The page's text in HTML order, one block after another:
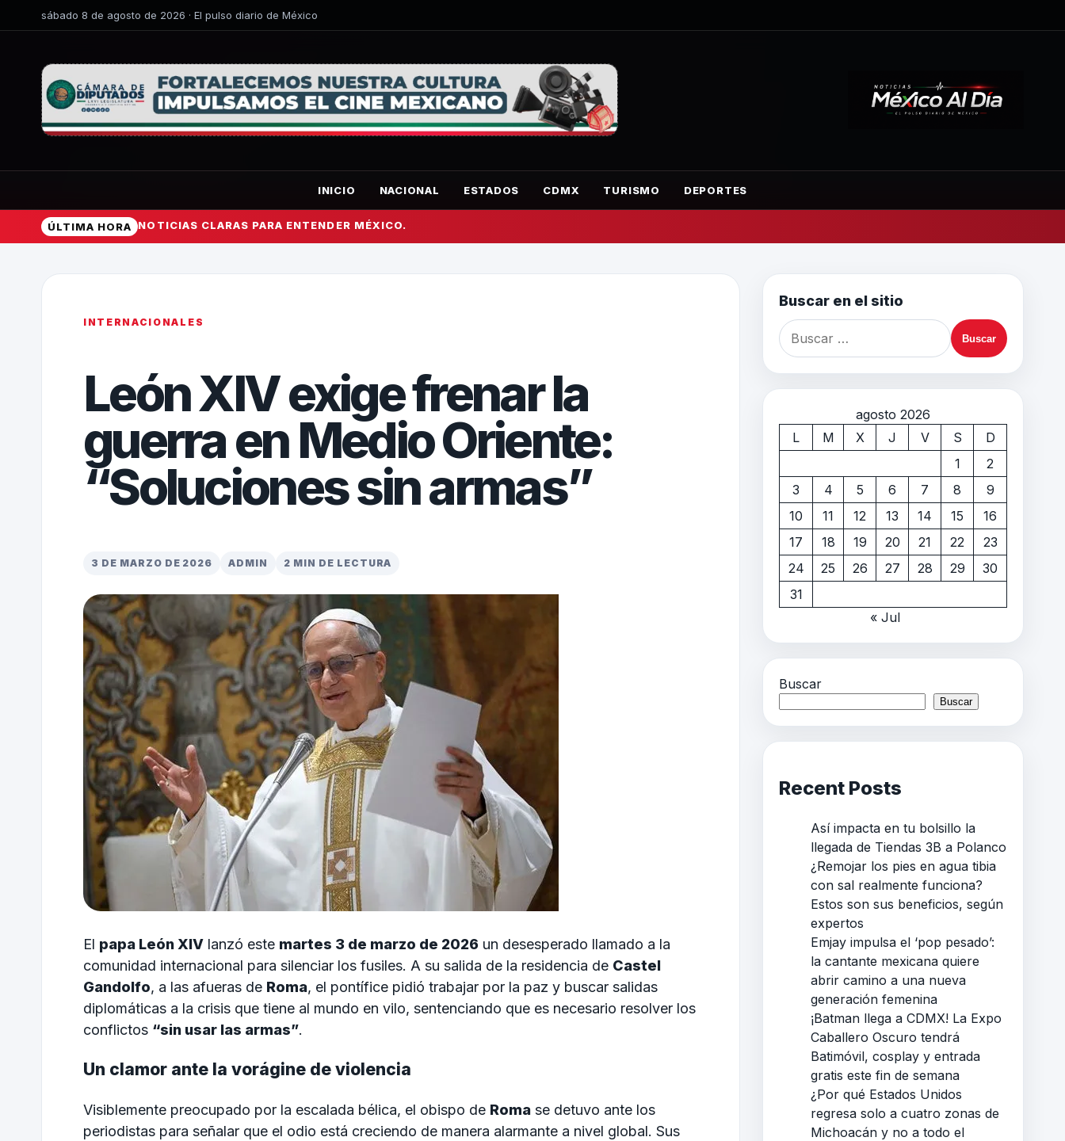
sábado 8 de agosto de 2026 · El pulso diario de México
INICIO NACIONAL ESTADOS CDMX TURISMO DEPORTES
ÚLTIMA HORA NOTICIAS CLARAS PARA ENTENDER MÉXICO.
INTERNACIONALES
León XIV exige frenar la
guerra en Medio Oriente:
“Soluciones sin armas”
3 DE MARZO DE 2026 ADMIN 2 MIN DE LECTURA
El papa León XIV lanzó este martes 3 de marzo de 2026 un desesperado llamado a la
comunidad internacional para silenciar los fusiles. A su salida de la residencia de Castel
Gandolfo, a las afueras de Roma, el pontífice pidió trabajar por la paz y buscar salidas
diplomáticas a la crisis que tiene al mundo en vilo, sentenciando que es necesario resolver los
conflictos “sin usar las armas”.
Un clamor ante la vorágine de violencia
Visiblemente preocupado por la escalada bélica, el obispo de Roma se detuvo ante los
periodistas para señalar que el odio está creciendo de manera alarmante a nivel global. Sus
Buscar en el sitio
agosto 2026
L
M X J V S
D
1
2
3
4 5 6 7 8
9
10
11 12 13 14 15
16
17
18 19 20 21 22
23
24
25 26 27 28 29
30
31
« Jul
Buscar
Buscar
Recent Posts
Así impacta en tu bolsillo la
llegada de Tiendas 3B a Polanco
¿Remojar los pies en agua tibia
con sal realmente funciona?
Estos son sus beneficios, según
expertos
Emjay impulsa el ‘pop pesado’:
la cantante mexicana quiere
abrir camino a una nueva
generación femenina
¡Batman llega a CDMX! La Expo
Caballero Oscuro tendrá
Batimóvil, cosplay y entrada
gratis este fin de semana
¿Por qué Estados Unidos
regresa solo a cuatro zonas de
Michoacán y no a todo el